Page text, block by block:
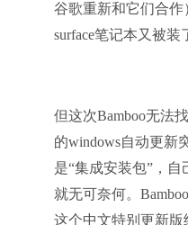
谷歌重新和它们合作
surface笔记本又被装
但这次Bamboo无法
的windows自动更新
是“集成安装包”，
就无可奈何。
这个中文特别更新版